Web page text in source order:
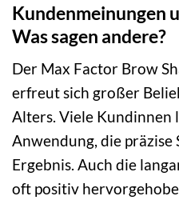
Kundenmeinungen
Was sagen andere?
Der Max Factor Brow
erfreut sich großer
Alters. Viele Kundinnen
Anwendung, die
Ergebnis. Auch die
oft positiv